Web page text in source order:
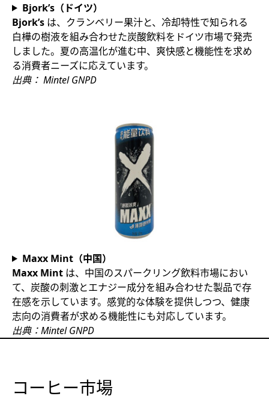
Bjork’s（ドイツ）
Bjork’s は、クランベリー果汁と、冷却特性で知られる
白樺の樹液を組み合わせた炭酸飲料をドイツ市場で発売
しました。夏の高温化が進む中、爽快感と機能性を求め
る消費者ニーズに応えています。
出典： Mintel GNPD
Maxx Mint（中国）
Maxx Mint は、中国のスパークリング飲料市場におい
て、炭酸の刺激とエナジー成分を組み合わせた製品で存
在感を示しています。感覚的な体験を提供しつつ、健康
志向の消費者が求める機能性にも対応しています。
出典：Mintel GNPD
コーヒー市場